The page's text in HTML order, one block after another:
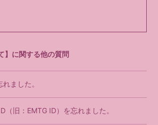
】に関する他の質問
ました。
（旧：EMTG ID）を忘れました。